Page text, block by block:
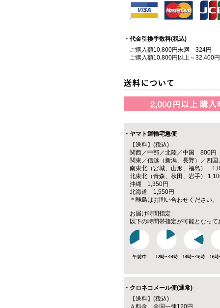
・代金引換手数料(税込)
ご購入額10,800円未満 324円
ご購入額10,800円以上～32,400
・ヤマト運輸宅急便
【送料】(税込)
関西／中部／北陸／中国 800円
関東／信越（新潟、長野）／四
南東北（宮城、山形、福島）
北東北（青森、秋田、岩手）
沖縄 1,350円
北海道 1,550円
＊離島はお問い合わせください。
お届け時間指定
以下の時間帯指定が可能となって
・クロネコメール便(通常)
【送料】(税込)
Ａ料金 全国一律120円